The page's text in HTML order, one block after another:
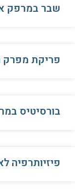
שבר במרפק
פריקת
בורסיטיס
פיזיותרפיה